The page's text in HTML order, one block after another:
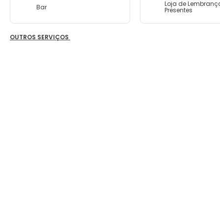
Bar Loja de
Presentes
OUTROS SERVIÇOS